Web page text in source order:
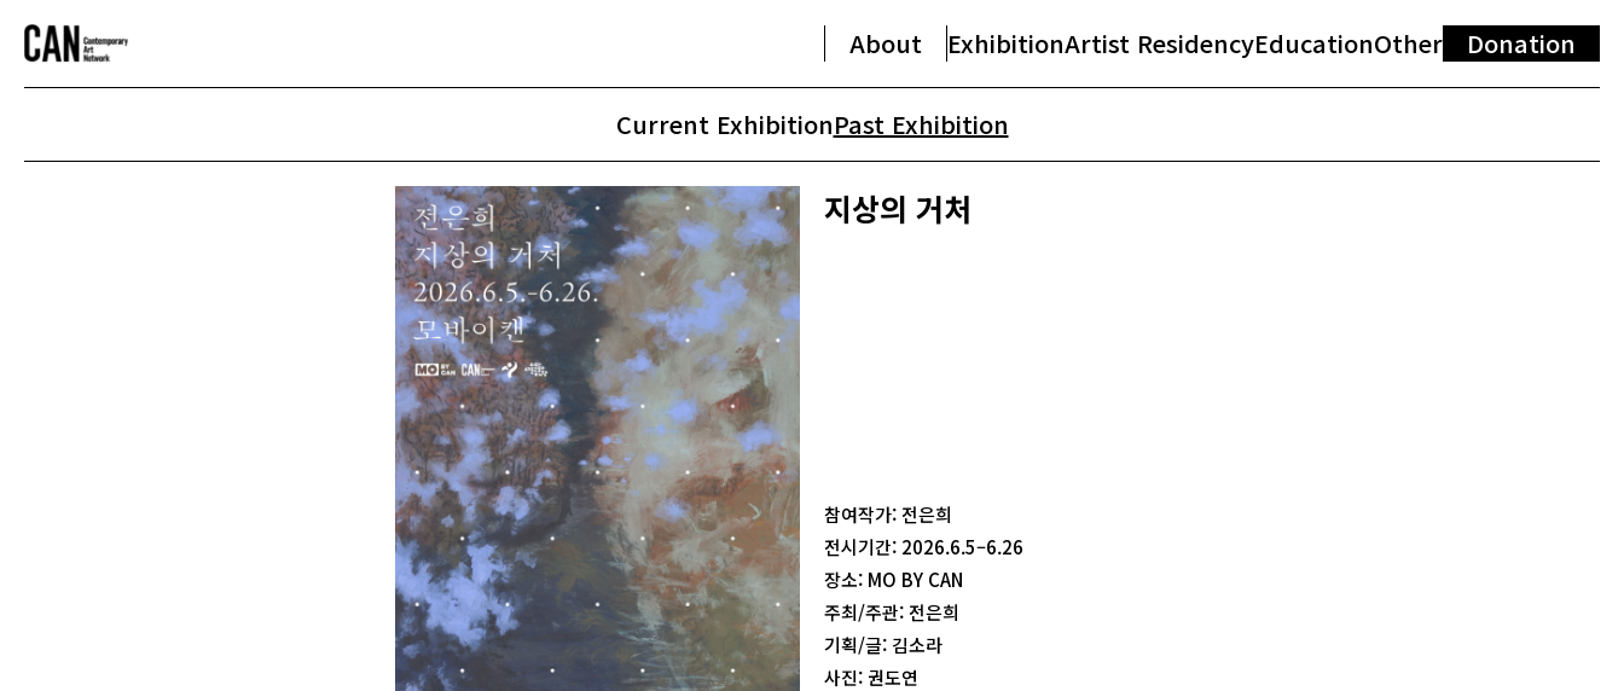
About ExhibitionArtist ResidencyEducationOther Donation
Current ExhibitionPast Exhibition
지상의 거처
참여작가: 전은희
전시기간: 2026.6.5–6.26
장소: MO BY CAN
주최/주관: 전은희
기획/글: 김소라
사진: 권도연